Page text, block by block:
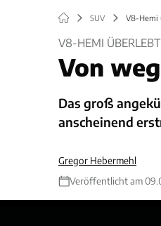
SUV V8-Hemi
V8-HEMI
Von
Das groß
anscheinend
Gregor Hebermehl
Veröffentlicht am